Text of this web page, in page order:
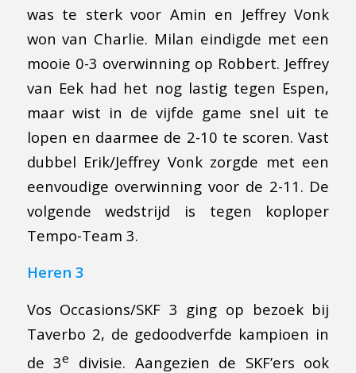
was te sterk voor Amin en Jeffrey Vonk
won van Charlie. Milan eindigde met een
mooie 0-3 overwinning op Robbert. Jeffrey
van Eek had het nog lastig tegen Espen,
maar wist in de vijfde game snel uit te
lopen en daarmee de 2-10 te scoren. Vast
dubbel Erik/Jeffrey Vonk zorgde met een
eenvoudige overwinning voor de 2-11. De
volgende wedstrijd is tegen koploper
Tempo-Team 3.
Heren 3
Vos Occasions/SKF 3 ging op bezoek bij
Taverbo 2, de gedoodverfde kampioen in
de 3e
divisie. Aangezien de SKF’ers ook